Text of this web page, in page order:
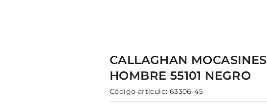
CALLAGHAN MOCASINES
HOMBRE 55101 NEGRO
Código artículo: 63306-45